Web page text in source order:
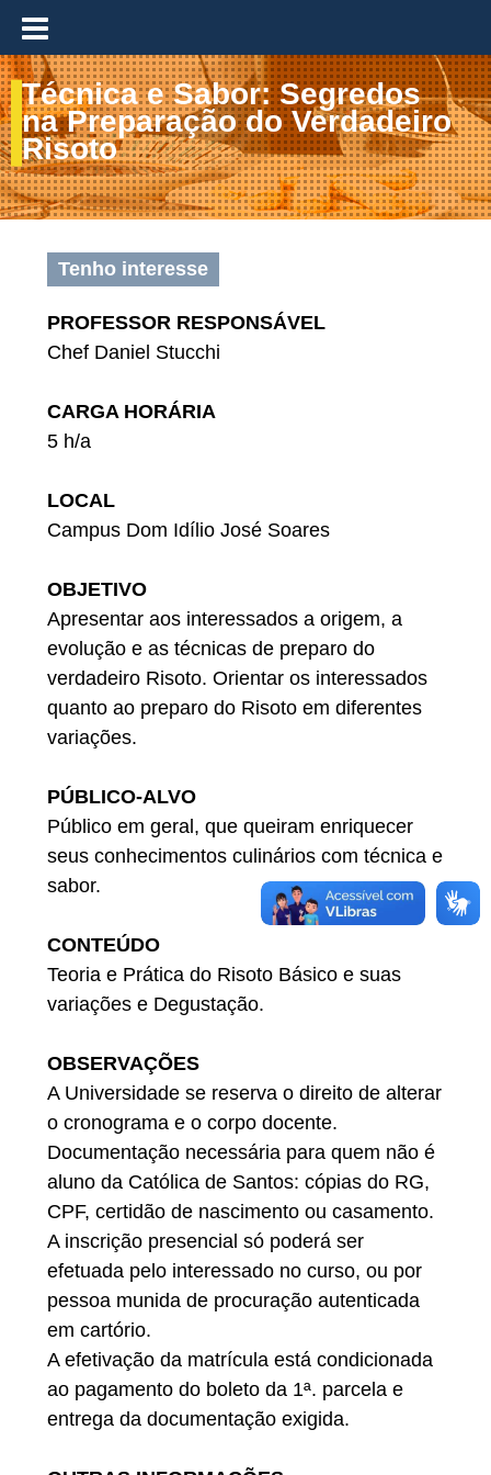
≡
Técnica e Sabor: Segredos
na Preparação do Verdadeiro
Risoto
Tenho interesse
PROFESSOR RESPONSÁVEL
Chef Daniel Stucchi
CARGA HORÁRIA
5 h/a
LOCAL
Campus Dom Idílio José Soares
OBJETIVO
Apresentar aos interessados a origem, a
evolução e as técnicas de preparo do
verdadeiro Risoto. Orientar os interessados
quanto ao preparo do Risoto em diferentes
variações.
PÚBLICO-ALVO
Público em geral, que queiram enriquecer
seus conhecimentos culinários com técnica e
sabor.
CONTEÚDO
Teoria e Prática do Risoto Básico e suas
variações e Degustação.
OBSERVAÇÕES
A Universidade se reserva o direito de alterar
o cronograma e o corpo docente.
Documentação necessária para quem não é
aluno da Católica de Santos: cópias do RG,
CPF, certidão de nascimento ou casamento.
A inscrição presencial só poderá ser
efetuada pelo interessado no curso, ou por
pessoa munida de procuração autenticada
em cartório.
A efetivação da matrícula está condicionada
ao pagamento do boleto da 1ª. parcela e
entrega da documentação exigida.